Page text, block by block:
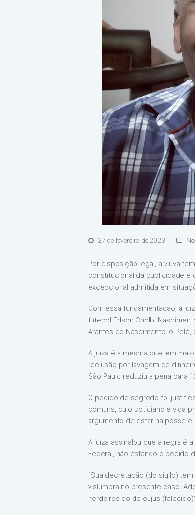
27 de fevereiro de 2023
Por disposição legal, a viúva
constitucional da publicidade e
excepcional admitida em
Com essa fundamentação, a
futebol Edson Cholbi
Arantes do Nascimento, o
A juíza é a mesma que, em
reclusão por lavagem de
São Paulo reduziu a pena para
O pedido de segredo foi
comuns, cujo cotidiano e vida
argumento de estar na posse
A juíza assinalou que a regra é
Federal, não estando o pedido
“Sua decretação (do sigilo)
vislumbra no presente caso.
herdeiros do de cujus